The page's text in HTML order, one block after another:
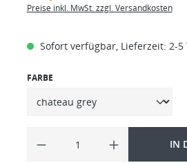
Preise inkl. MwSt. zzgl. Versandkosten
Sofort verfügbar, Lieferzeit: 2-5
FARBE
IN